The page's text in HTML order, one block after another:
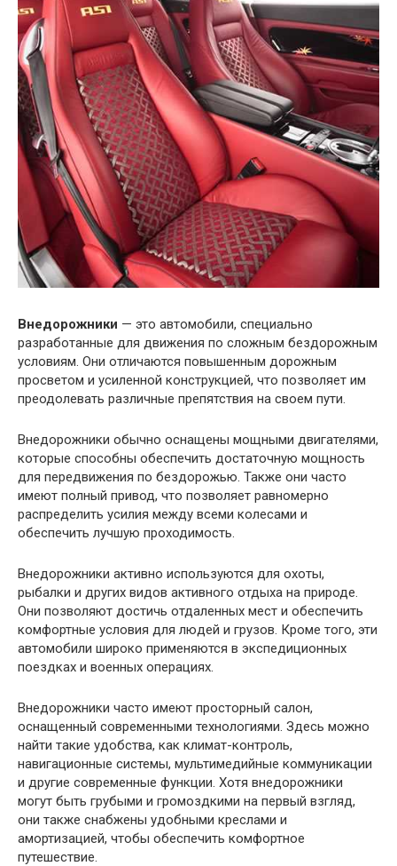
Внедорожники — это автомобили, специально
разработанные для движения по сложным бездорожным
условиям. Они отличаются повышенным дорожным
просветом и усиленной конструкцией, что позволяет им
преодолевать различные препятствия на своем пути.
Внедорожники обычно оснащены мощными двигателями,
которые способны обеспечить достаточную мощность
для передвижения по бездорожью. Также они часто
имеют полный привод, что позволяет равномерно
распределить усилия между всеми колесами и
обеспечить лучшую проходимость.
Внедорожники активно используются для охоты,
рыбалки и других видов активного отдыха на природе.
Они позволяют достичь отдаленных мест и обеспечить
комфортные условия для людей и грузов. Кроме того, эти
автомобили широко применяются в экспедиционных
поездках и военных операциях.
Внедорожники часто имеют просторный салон,
оснащенный современными технологиями. Здесь можно
найти такие удобства, как климат-контроль,
навигационные системы, мультимедийные коммуникации
и другие современные функции. Хотя внедорожники
могут быть грубыми и громоздкими на первый взгляд,
они также снабжены удобными креслами и
амортизацией, чтобы обеспечить комфортное
путешествие.